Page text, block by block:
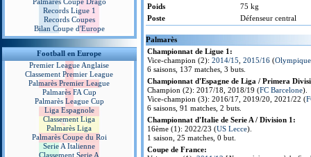
Records Ligue 1
Records Coupes
Bilan Coupe d'Europe
Football en Europe
Premier League Anglaise
Classement Premier League
Palmarès Premier League
Palmarès FA Cup
Palmarès League Cup
Liga Espagnole
Classement Liga
Palmarès Liga
Palmarès Coupe du Roi
Serie A Italienne
Classement Serie A
Poids
75 kg
Poste
Défenseur central
Palmarès
Championnat de Ligue 1:
Vice-champion (2): 2014/15 2015/16 (
6 saisons, 137 matches, 3 buts.
Championnat d'Espagne de Liga / Primera
Champion (2): 2017/18, 2018/19 (FC Barcelone).
Vice-champion (3): 2016/17, 2019/20, 2021/22 (
6 saisons, 91 matches, 2 buts.
Championnat d'Italie de Serie A / Division 1:
16ème (1): 2022/23 (US Lecce).
1 saison, 25 matches, 0 but.
Coupe de France: